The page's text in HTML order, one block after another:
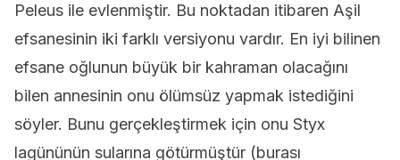
Peleus ile evlenmiştir. Bu noktadan itibaren Aşil
efsanesinin iki farklı versiyonu vardır. En iyi bilinen
efsane oğlunun büyük bir kahraman olacağını
bilen annesinin onu ölümsüz yapmak istediğini
söyler. Bunu gerçekleştirmek için onu Styx
lagününün sularına götürmüştür (burası